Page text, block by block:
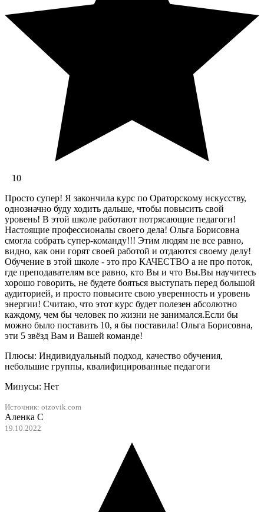
10
Просто супер! Я закончила курс по Ораторскому искусству,
однозначно буду ходить дальше, чтобы повысить свой
уровень! В этой школе работают потрясающие педагоги!
Настоящие профессионалы своего дела! Ольга Борисовна
смогла собрать супер-команду!!! Этим людям не все равно,
видно, как они горят своей работой и отдаются своему делу!
Обучение в этой школе - это про КАЧЕСТВО а не про поток,
где преподавателям все равно, кто Вы и что Вы.Вы научитесь
хорошо говорить, не будете бояться выступать перед большой
аудиторией, и просто повысите свою уверенность и уровень
энергии! Считаю, что этот курс будет полезен абсолютно
каждому, чем бы человек по жизни не занимался.Если бы
можно было поставить 10, я бы поставила! Ольга Борисовна,
эти 5 звёзд Вам и Вашей команде!
Плюсы: Индивидуальный подход, качество обучения,
небольшие группы, квалифицированные педагоги
Минусы: Нет
Источник: otzovik.com
Аленка С
19.10.2022